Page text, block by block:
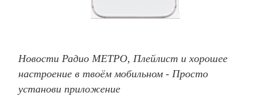
Новости Радио МЕТРО, Плейлист и хорошее
настроение в твоём мобильном - Просто
установи приложение